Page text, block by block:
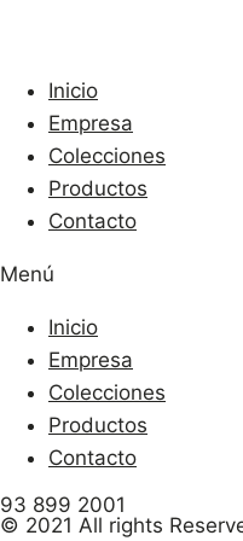
Inicio
Empresa
Colecciones
Productos
Contacto
Menú
Inicio
Empresa
Colecciones
Productos
Contacto
93 899 2001
© 2021 All rights